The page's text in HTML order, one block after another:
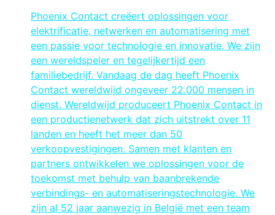
Phoenix Contact creëert oplossingen voor
elektrificatie, netwerken en automatisering met
een passie voor technologie en innovatie. We zijn
een wereldspeler en tegelijkertijd een
familiebedrijf. Vandaag de dag heeft Phoenix
Contact wereldwijd ongeveer 22.000 mensen in
dienst. Wereldwijd produceert Phoenix Contact in
een productienetwerk dat zich uitstrekt over 11
landen en heeft het meer dan 50
verkoopvestigingen. Samen met klanten en
partners ontwikkelen we oplossingen voor de
toekomst met behulp van baanbrekende
verbindings- en automatiseringstechnologie. We
zijn al 52 jaar aanwezig in België met een team